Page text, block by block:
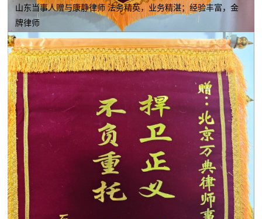
山东当事人赠与康静律师 法务精英，业务精湛；经验丰富，金
牌律师